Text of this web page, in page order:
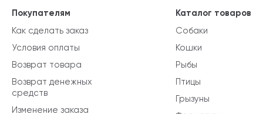
Каталог товаров
Собаки
Кошки
Рыбы
Птицы
Грызуны
Покупателям
Как сделать заказ
Условия оплаты
Возврат товара
Возврат денежных
средств
Изменение заказа